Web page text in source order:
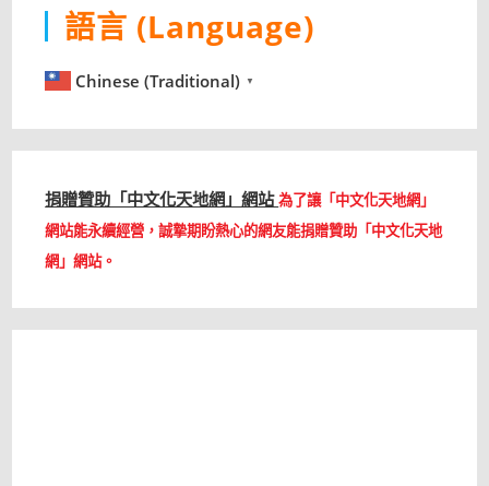
語言 (Language)
Chinese (Traditional) ▼
捐贈贊助「中文化天地網」網站為了讓「中文化天地網」
網站能永續經營，誠摯期盼熱心的網友能捐贈贊助「中文化天地
網」網站。